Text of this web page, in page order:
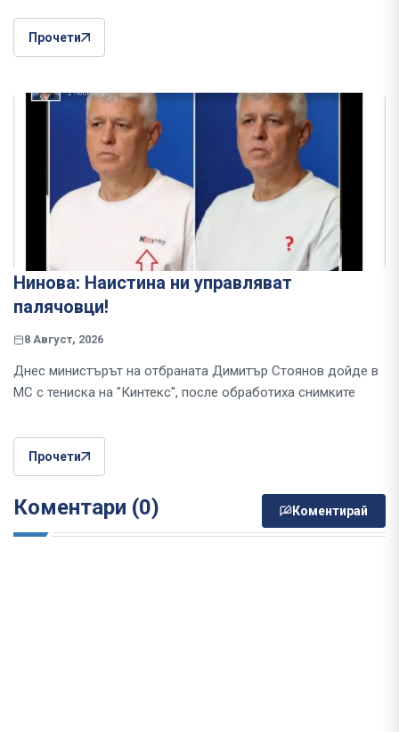
Прочети
Нинова: Наистина ни управляват
палячовци!
8 Август, 2026
Днес министърът на отбраната Димитър Стоянов дойде в
МС с тениска на "Кинтекс", после обработиха снимките
Прочети
Коментари (0) Коментирай